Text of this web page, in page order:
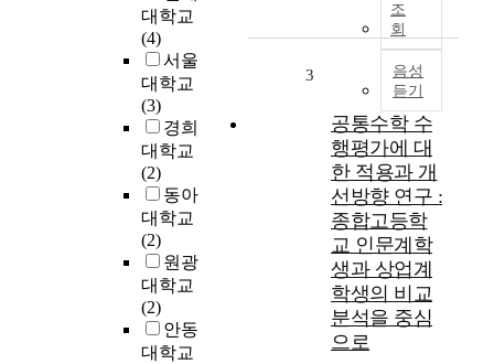
대학교
(4)
서울
대학교
(3)
경희
대학교
(2)
동아
대학교
(2)
원광
대학교
(2)
안동
대학교
조
회
음성
듣기
3
공통수학 수
행평가에 대
한 적용과 개
선방향 연구 :
종합고등학
교 인문계학
생과 상업계
학생의 비교
분석을 중심
으로